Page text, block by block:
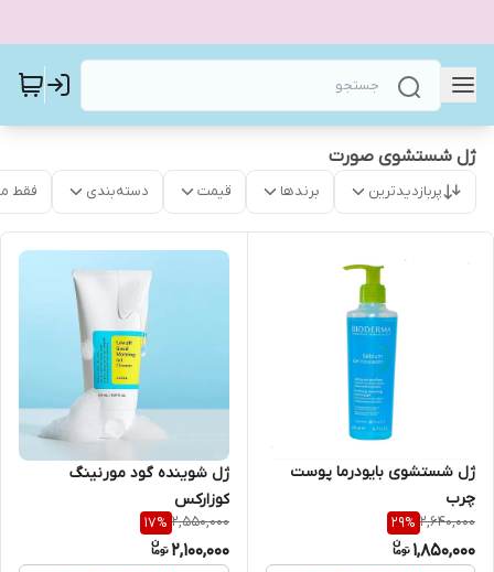
ژل شستشوی صورت
پربازدیدترین برندها قیمت دسته‌بندی فقط
ژل شستشوی بایودرما پوست
چرب
2,640,000
29%
1,850,000
ژل شوینده گود مورنینگ
کوزارکس
2,550,000
17%
2,100,000